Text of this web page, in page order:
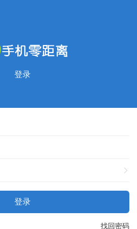
登录
登录
找回密码